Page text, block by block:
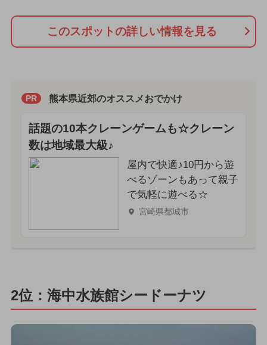
このスポットの詳しい情報を見る
PR 熊本県近郊のオススメおでかけ
話題の10本クレーンゲームも☆クレーン
数は地域最大級♪
屋内で快適♪10円から遊
べるゾーンもあって親子
で気軽に遊べる☆
宮崎県都城市
2位：海中水族館シードーナツ